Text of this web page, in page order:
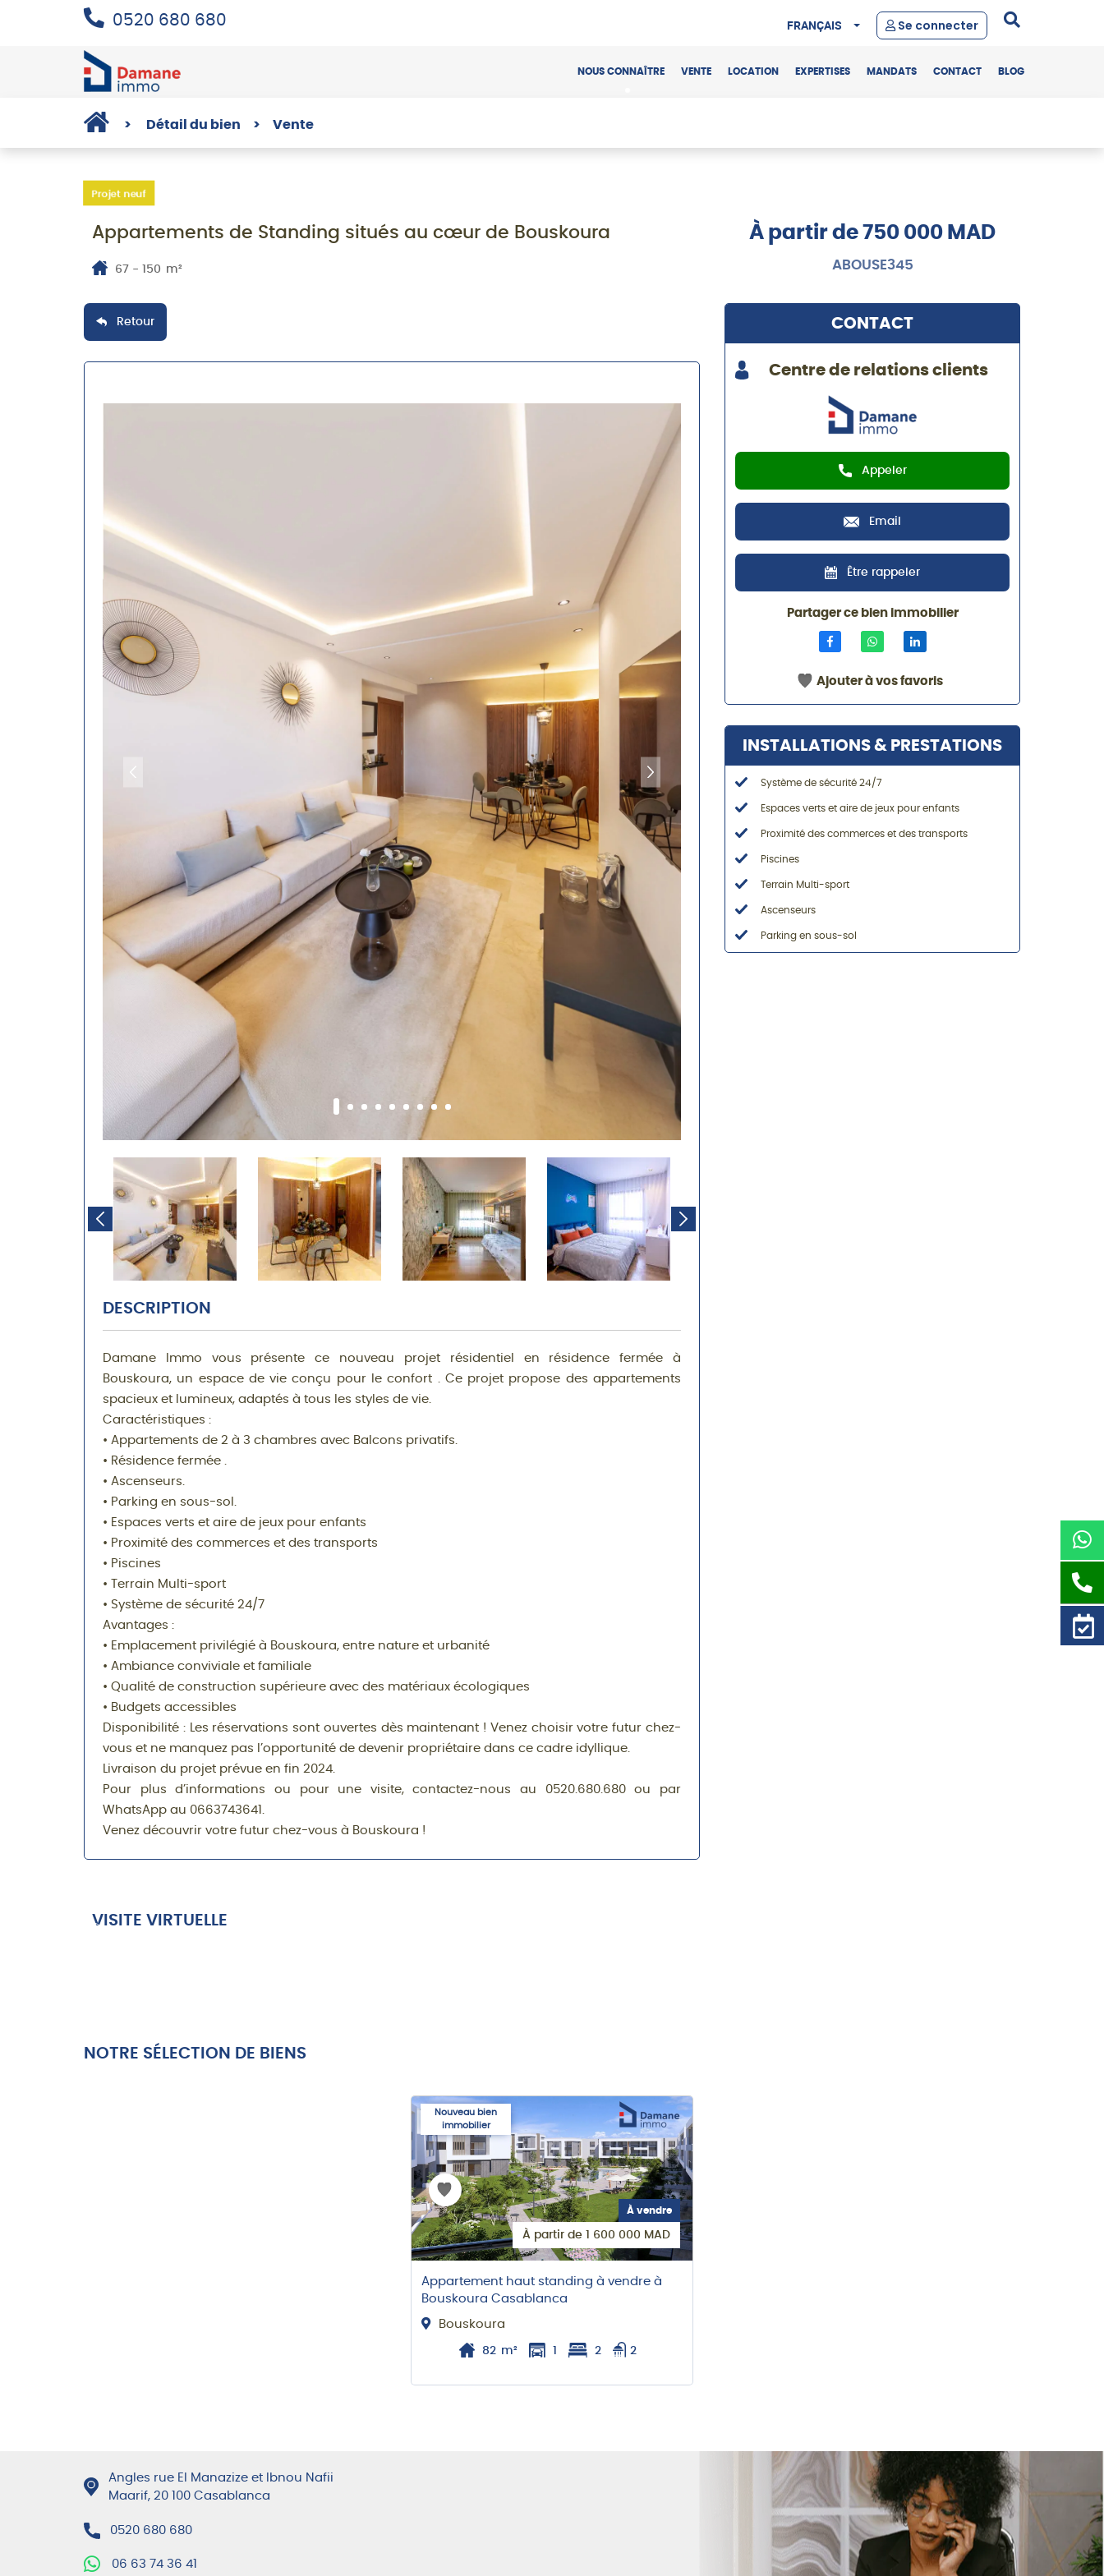
0520 680 680 Se connecter
FRANÇAIS
NOUS CONNAÎTRE VENTE LOCATION EXPERTISES MANDATS CONTACT BLOG
> Détail du bien > Vente
Projet neuf
Appartements de Standing situés au cœur de Bouskoura
67 - 150 m²
À partir de 750 000 MAD
ABOUSE345
Retour
DESCRIPTION
Damane Immo vous présente ce nouveau projet résidentiel en résidence fermée à
Bouskoura, un espace de vie conçu pour le confort . Ce projet propose des appartements
spacieux et lumineux, adaptés à tous les styles de vie.
Caractéristiques :
• Appartements de 2 à 3 chambres avec Balcons privatifs.
• Résidence fermée .
• Ascenseurs.
• Parking en sous-sol.
• Espaces verts et aire de jeux pour enfants
• Proximité des commerces et des transports
• Piscines
• Terrain Multi-sport
• Système de sécurité 24/7
Avantages :
• Emplacement privilégié à Bouskoura, entre nature et urbanité
• Ambiance conviviale et familiale
• Qualité de construction supérieure avec des matériaux écologiques
• Budgets accessibles
Disponibilité : Les réservations sont ouvertes dès maintenant ! Venez choisir votre futur chez-
vous et ne manquez pas l’opportunité de devenir propriétaire dans ce cadre idyllique.
Livraison du projet prévue en fin 2024.
Pour plus d’informations ou pour une visite, contactez-nous au 0520.680.680 ou par
WhatsApp au 0663743641.
Venez découvrir votre futur chez-vous à Bouskoura !
VISITE VIRTUELLE
CONTACT
Centre de relations clients
Appeler
Email
Être rappeler
Partager ce bien immobilier
Ajouter à vos favoris
INSTALLATIONS & PRESTATIONS
Système de sécurité 24/7
Espaces verts et aire de jeux pour enfants
Proximité des commerces et des transports
Piscines
Terrain Multi-sport
Ascenseurs
Parking en sous-sol
NOTRE SÉLECTION DE BIENS
Nouveau bien
immobilier
À vendre
À partir de 1 600 000 MAD
Appartement haut standing à vendre à
Bouskoura Casablanca
Bouskoura
82 m² 2 2
Angles rue El Manazize et Ibnou Nafii
Maarif, 20 100 Casablanca
0520 680 680
06 63 74 36 41